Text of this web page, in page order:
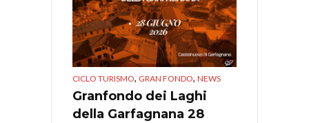
CICLO TURISMO, GRAN FONDO, NEWS
Granfondo dei Laghi
della Garfagnana 28